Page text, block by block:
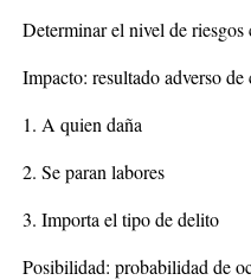
Determinar el nivel de riesgos
Impacto: resultado adverso
1. A quien daña
2. Se paran labores
3. Importa el tipo de delito
Posibilidad: probabilidad de